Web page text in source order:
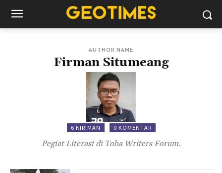
AUTHOR NAME
Firman Situmeang
6 KIRIMAN 0 KOMENTAR
Pegiat Literasi di Toba Writers Forum.